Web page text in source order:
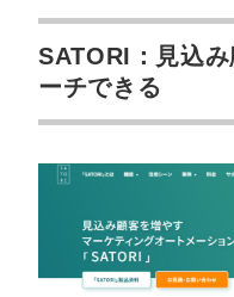
SATORI：見込
ーチできる